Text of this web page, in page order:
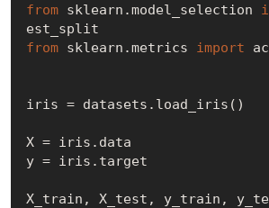
from sklearn.model_selection
from sklearn.metrics import
iris = datasets.load_iris()
X = iris.data
y = iris.target
X_train, X_test, y_train,